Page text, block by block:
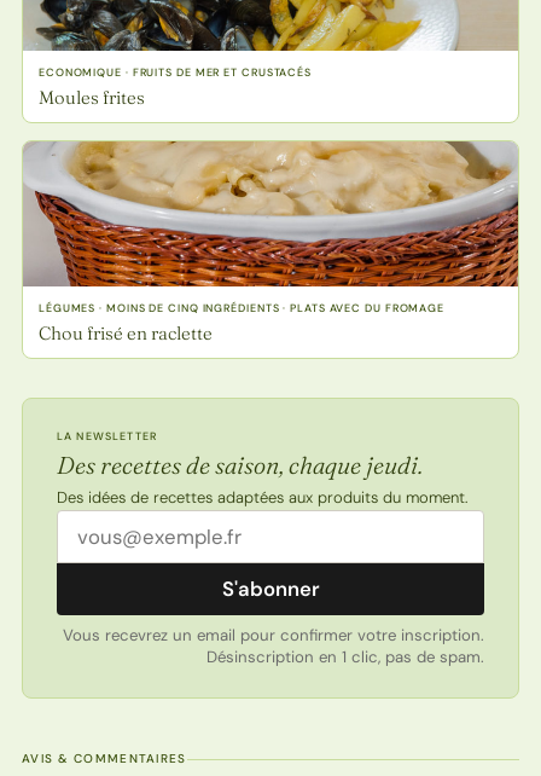
ECONOMIQUE · FRUITS DE MER ET CRUSTACÉS
Moules frites
LÉGUMES · MOINS DE CINQ INGRÉDIENTS · PLATS AVEC DU FROMAGE
Chou frisé en raclette
LA NEWSLETTER
Des recettes de saison, chaque jeudi.
Des idées de recettes adaptées aux produits du moment.
Adresse email
S'abonner
Vous recevrez un email pour confirmer votre inscription.
Désinscription en 1 clic, pas de spam.
AVIS & COMMENTAIRES